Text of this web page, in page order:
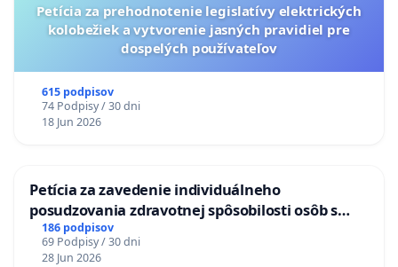
Petícia za prehodnotenie legislatívy elektrických
kolobežiek a vytvorenie jasných pravidiel pre
dospelých používateľov
615 podpisov
74 Podpisy / 30 dni
18 Jun 2026
Petícia za zavedenie individuálneho
posudzovania zdravotnej spôsobilosti osôb s
diabetom 1. a 2. typu pri prijímaní do
Policajného zboru SR
186 podpisov
69 Podpisy / 30 dni
28 Jun 2026